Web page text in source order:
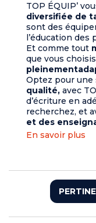
TOP ÉQUIP’
diversifiée de
sont des
l’éducation des
Et comme tout
que vous
pleinement
Optez pour une
qualité, avec
d’écriture en
recherchez, et
et des
En savoir plus